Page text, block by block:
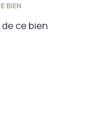
BIEN
ce bien